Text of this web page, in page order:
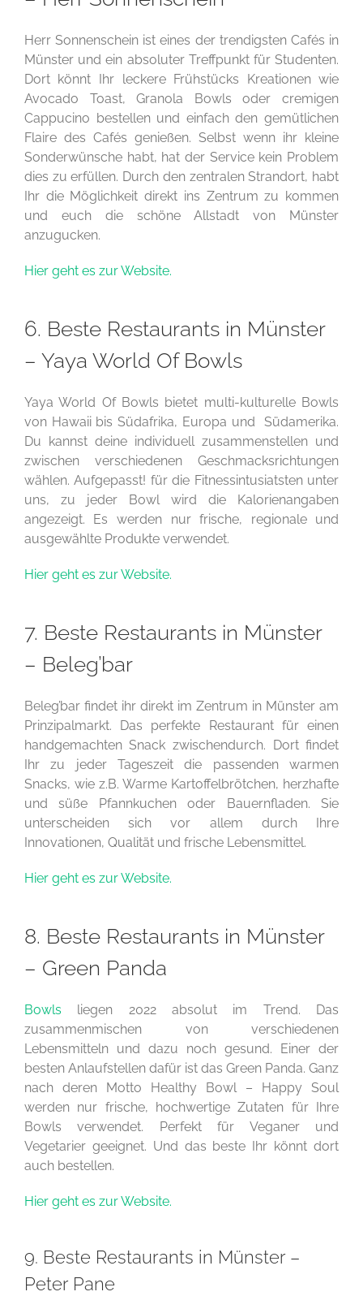
Herr Sonnenschein ist eines der trendigsten Cafés in
Münster und ein absoluter Treffpunkt für Studenten.
Dort könnt Ihr leckere Frühstücks Kreationen wie
Avocado Toast, Granola Bowls oder cremigen
Cappucino bestellen und einfach den gemütlichen
Flaire des Cafés genießen. Selbst wenn ihr kleine
Sonderwünsche habt, hat der Service kein Problem
dies zu erfüllen. Durch den zentralen Strandort, habt
Ihr die Möglichkeit direkt ins Zentrum zu kommen
und euch die schöne Allstadt von Münster
anzugucken.
Hier geht es zur Website.
6. Beste Restaurants in Münster
– Yaya World Of Bowls
Yaya World Of Bowls bietet multi-kulturelle Bowls
von Hawaii bis Südafrika, Europa und Südamerika.
Du kannst deine individuell zusammenstellen und
zwischen verschiedenen Geschmacksrichtungen
wählen. Aufgepasst! für die Fitnessintusiatsten unter
uns, zu jeder Bowl wird die Kalorienangaben
angezeigt. Es werden nur frische, regionale und
ausgewählte Produkte verwendet.
Hier geht es zur Website.
7. Beste Restaurants in Münster
– Beleg’bar
Beleg’bar findet ihr direkt im Zentrum in Münster am
Prinzipalmarkt. Das perfekte Restaurant für einen
handgemachten Snack zwischendurch. Dort findet
Ihr zu jeder Tageszeit die passenden warmen
Snacks, wie z.B. Warme Kartoffelbrötchen, herzhafte
und süße Pfannkuchen oder Bauernfladen. Sie
unterscheiden sich vor allem durch Ihre
Innovationen, Qualität und frische Lebensmittel.
Hier geht es zur Website.
8. Beste Restaurants in Münster
– Green Panda
Bowls liegen 2022 absolut im Trend. Das
zusammenmischen von verschiedenen
Lebensmitteln und dazu noch gesund. Einer der
besten Anlaufstellen dafür ist das Green Panda. Ganz
nach deren Motto Healthy Bowl – Happy Soul
werden nur frische, hochwertige Zutaten für Ihre
Bowls verwendet. Perfekt für Veganer und
Vegetarier geeignet. Und das beste Ihr könnt dort
auch bestellen.
Hier geht es zur Website.
9. Beste Restaurants in Münster –
Peter Pane